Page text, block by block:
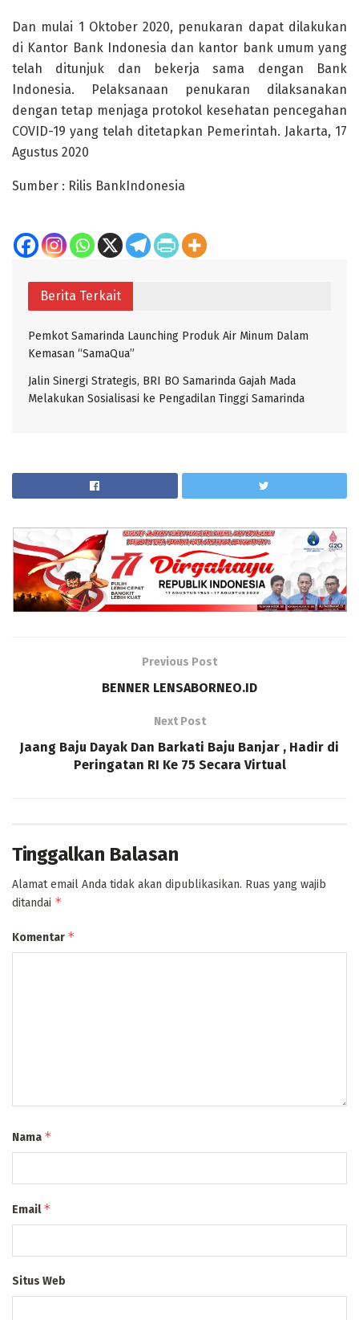
Dan mulai 1 Oktober 2020, penukaran dapat dilakukan
di Kantor Bank Indonesia dan kantor bank umum yang
telah ditunjuk dan bekerja sama dengan Bank
Indonesia. Pelaksanaan penukaran dilaksanakan
dengan tetap menjaga protokol kesehatan pencegahan
COVID-19 yang telah ditetapkan Pemerintah. Jakarta, 17
Agustus 2020
Sumber : Rilis BankIndonesia
Berita Terkait
Pemkot Samarinda Launching Produk Air Minum Dalam
Kemasan “SamaQua”
Jalin Sinergi Strategis, BRI BO Samarinda Gajah Mada
Melakukan Sosialisasi ke Pengadilan Tinggi Samarinda
Previous Post
BENNER LENSABORNEO.ID
Next Post
Jaang Baju Dayak Dan Barkati Baju Banjar , Hadir di
Peringatan RI Ke 75 Secara Virtual
Tinggalkan Balasan
Alamat email Anda tidak akan dipublikasikan. Ruas yang wajib
ditandai *
Komentar *
Nama *
Email*
Situs Web